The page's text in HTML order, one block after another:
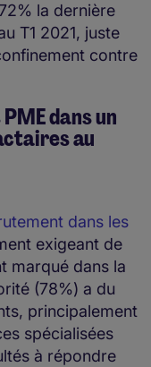
la dernière
T1 2021, juste
contre
dans un
au
dans les
exigeant de
marqué dans la
(78%) a du
principalement
spécialisées
à répondre